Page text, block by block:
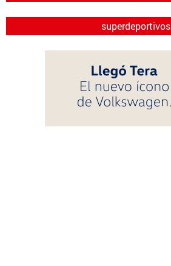
superdeportivos